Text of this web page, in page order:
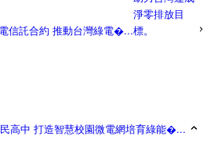
信託合約 推動台灣綠電�...
高中 打造智慧校園微電網培育綠能�...